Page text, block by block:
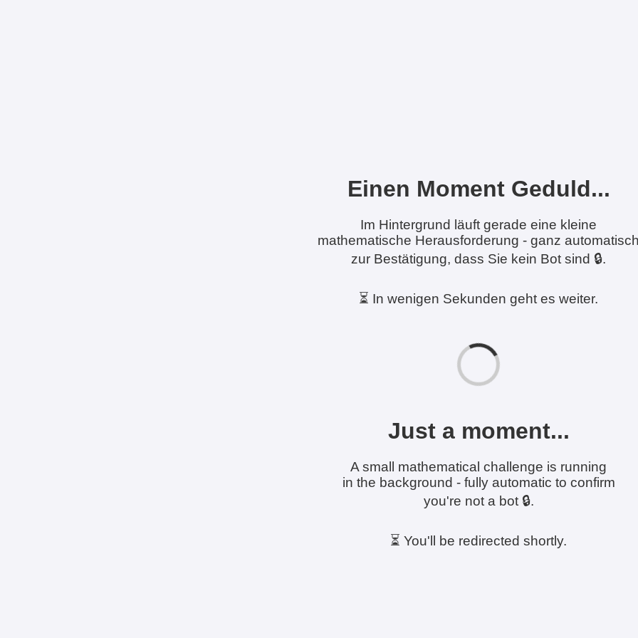
Einen Moment Geduld...
Im Hintergrund läuft gerade eine kleine
mathematische Herausforderung - ganz
zur Bestätigung, dass Sie kein Bot sind 🔒.
⏳ In wenigen Sekunden geht es weiter.
Just a moment...
A small mathematical challenge is running
in the background - fully automatic to confirm
you're not a bot 🔒.
⏳ You'll be redirected shortly.